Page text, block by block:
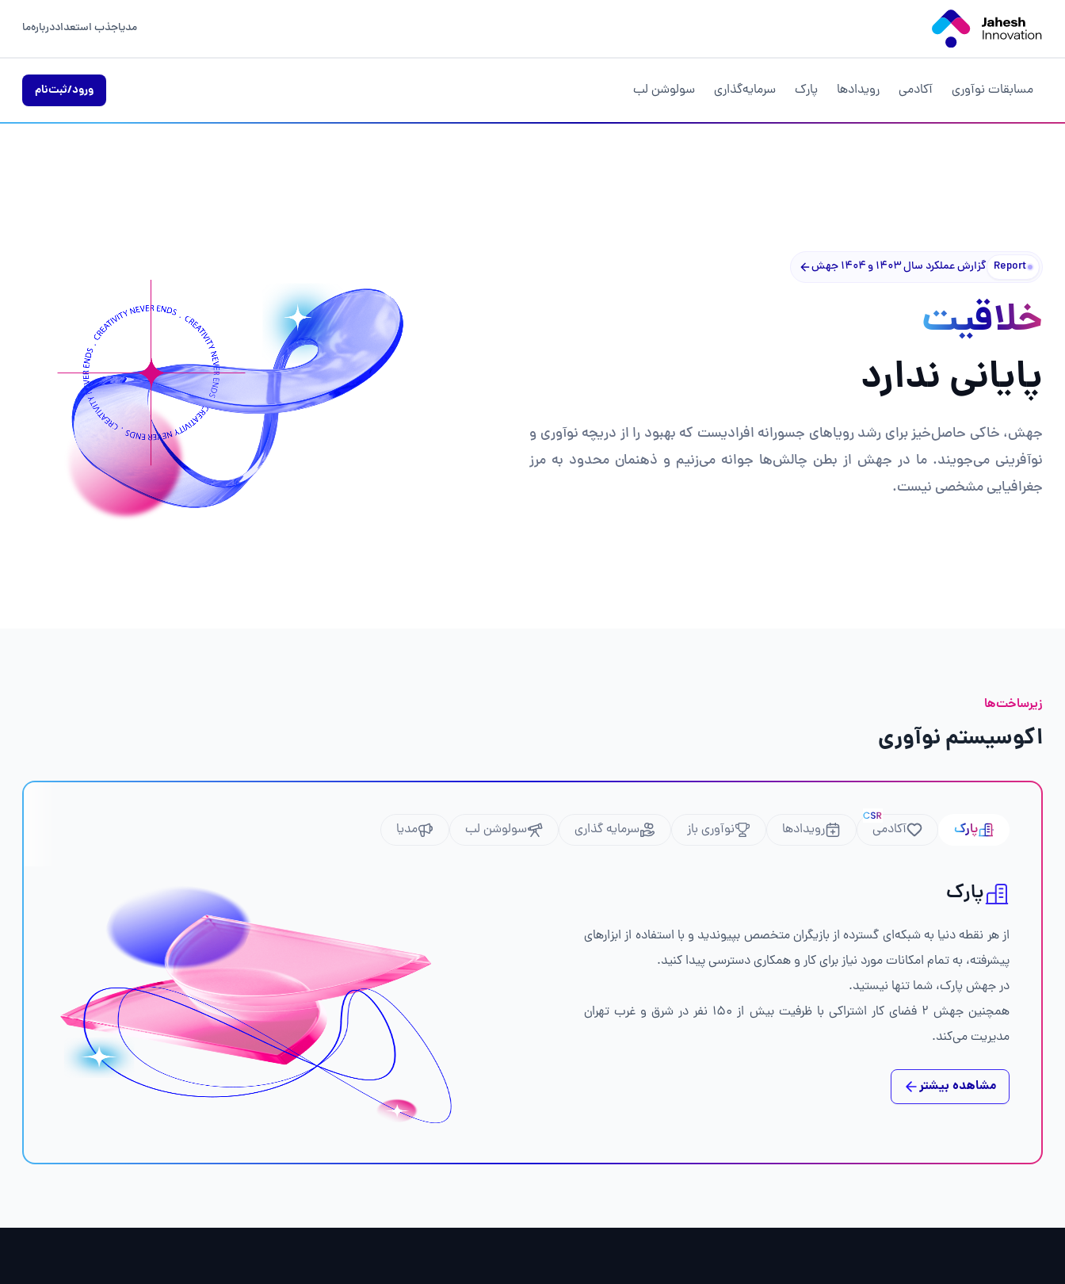
مدیاجذب استعداددرباره‌ما
مسابقات نوآوری آکادمی رویداد‌ها پارک سرمایه‌گذاری سولوشن لب ورود/ثبت‌نام
Report گزارش عملکرد سال ۱۴۰۳ و ۱۴۰۴ جهش
خلاقیت
پایانی ندارد
جهش، خاکی حاصل‌خیز برای رشد رویاهای جسورانه افرادیست که بهبود را از دریچه نوآوری و
نوآفرینی می‌جویند. ما در جهش از بطن چالش‌ها جوانه می‌زنیم و ذهنمان محدود به مرز
جغرافیایی مشخصی نیست.
زیرساخت‌ها
اکوسیستم نوآوری
پارک آکادمی رویداد‌ها نوآوری باز سرمایه گذاری سولوشن لب مدیا
پارک
از هر نقطه دنیا به شبکه‌ای گسترده از بازیگران متخصص بپیوندید و با استفاده از ابزارهای
پیشرفته، به تمام امکانات مورد نیاز برای کار و همکاری دسترسی پیدا کنید.
در جهش پارک، شما تنها نیستید.
همچنین جهش ۲ فضای کار اشتراکی با ظرفیت بیش از ۱۵۰ نفر در شرق و غرب تهران
مدیریت می‌کند.
مشاهده بیشتر